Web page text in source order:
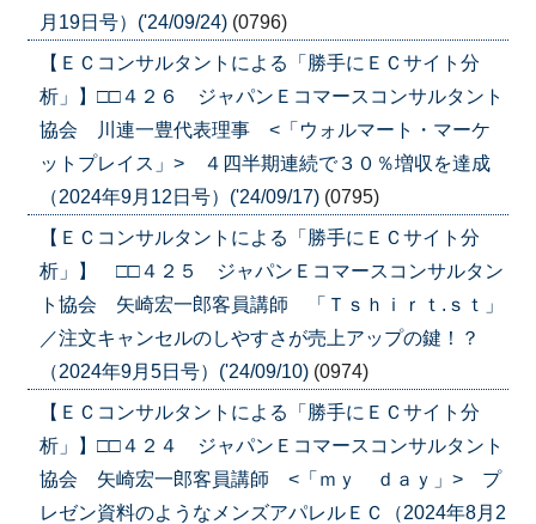
月19日号）('24/09/24) (0796)
【ＥＣコンサルタントによる「勝手にＥＣサイト分
析」】□□４２６ ジャパンＥコマースコンサルタント
協会 川連一豊代表理事 <「ウォルマート・マーケ
ットプレイス」> ４四半期連続で３０％増収を達成
（2024年9月12日号）('24/09/17) (0795)
【ＥＣコンサルタントによる「勝手にＥＣサイト分
析」】 □□４２５ ジャパンＥコマースコンサルタン
ト協会 矢崎宏一郎客員講師 「Ｔｓｈｉｒｔ.ｓｔ」
／注文キャンセルのしやすさが売上アップの鍵！？
（2024年9月5日号）('24/09/10) (0974)
【ＥＣコンサルタントによる「勝手にＥＣサイト分
析」】□□４２４ ジャパンＥコマースコンサルタント
協会 矢崎宏一郎客員講師 <「ｍｙ ｄａｙ」> プ
レゼン資料のようなメンズアパレルＥＣ（2024年8月2